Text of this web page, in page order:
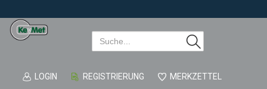
LOGIN REGISTRIERUNG
MERKZETTEL